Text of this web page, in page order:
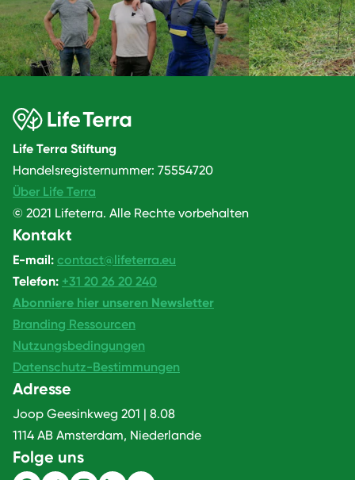
Life Terra Stiftung
Handelsregisternummer: 75554720
Über Life Terra
© 2021 Lifeterra. Alle Rechte vorbehalten
Kontakt
E-mail: contact@lifeterra.eu
Telefon: +31 20 26 20 240
Abonniere hier unseren Newsletter
Branding Ressourcen
Nutzungsbedingungen
Datenschutz-Bestimmungen
Adresse
Joop Geesinkweg 201 | 8.08
1114 AB Amsterdam, Niederlande
Folge uns